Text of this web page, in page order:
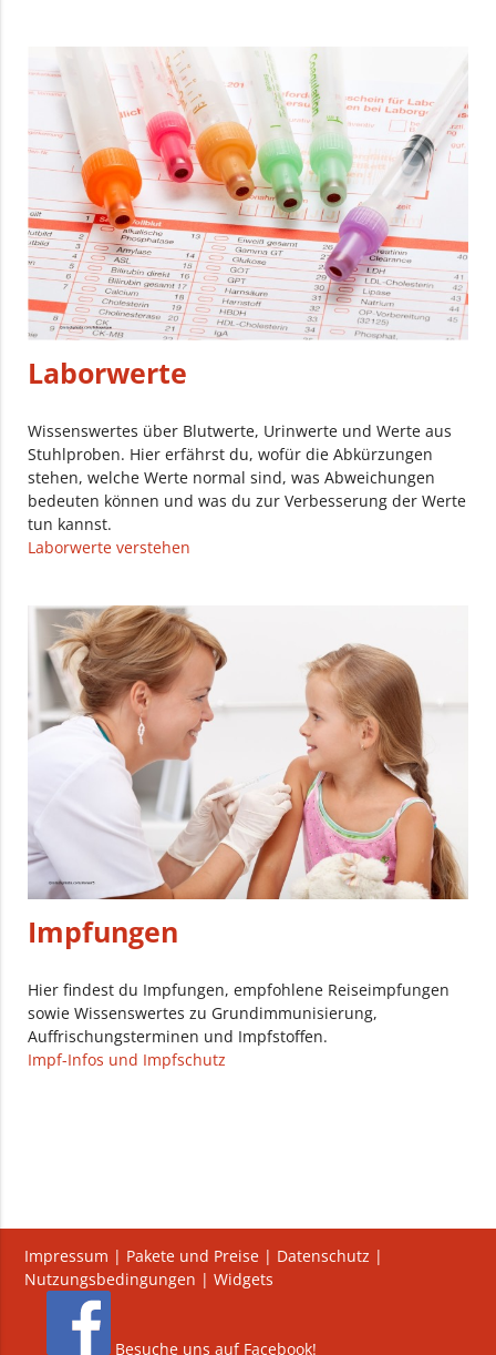
Laborwerte
Wissenswertes über Blutwerte, Urinwerte und Werte aus
Stuhlproben. Hier erfährst du, wofür die Abkürzungen
stehen, welche Werte normal sind, was Abweichungen
bedeuten können und was du zur Verbesserung der Werte
tun kannst.
Laborwerte verstehen
Impfungen
Hier findest du Impfungen, empfohlene Reiseimpfungen
sowie Wissenswertes zu Grundimmunisierung,
Auffrischungsterminen und Impfstoffen.
Impf-Infos und Impfschutz
Impressum | Pakete und Preise | Datenschutz |
Nutzungsbedingungen |Widgets
Besuche uns auf Facebook!